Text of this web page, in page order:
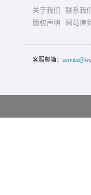
关于我们 联系我们
版权声明
网站律
客服邮箱：